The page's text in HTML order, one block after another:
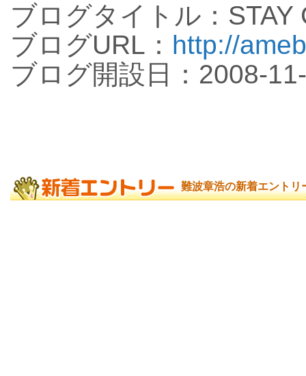
ブログタイトル：STAY
ブログURL： http://
ブログ開設日：2008-
難波章浩の新着エントリ